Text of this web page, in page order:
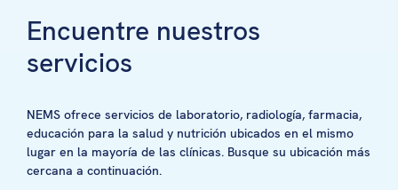
Encuentre nuestros
servicios
NEMS ofrece servicios de laboratorio, radiología, farmacia,
educación para la salud y nutrición ubicados en el mismo
lugar en la mayoría de las clínicas. Busque su ubicación más
cercana a continuación.